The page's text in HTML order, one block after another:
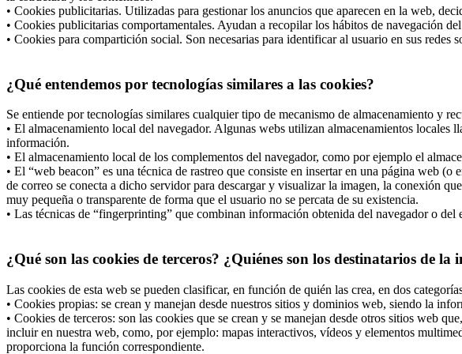
• Cookies publicitarias. Utilizadas para gestionar los anuncios que aparecen en la web,
• Cookies publicitarias comportamentales. Ayudan a recopilar los hábitos de navegación
• Cookies para compartición social. Son necesarias para identificar al usuario en sus redes
¿Qué entendemos por tecnologías similares a las cookies?
Se entiende por tecnologías similares cualquier tipo de mecanismo de almacenamiento y
• El almacenamiento local del navegador. Algunas webs utilizan almacenamientos locales
información.
• El almacenamiento local de los complementos del navegador, como por ejemplo el
• El “web beacon” es una técnica de rastreo que consiste en insertar en una página web
de correo se conecta a dicho servidor para descargar y visualizar la imagen, la conexión
muy pequeña o transparente de forma que el usuario no se percata de su existencia.
• Las técnicas de “fingerprinting” que combinan información obtenida del navegador o
¿Qué son las cookies de terceros? ¿Quiénes son los destinatarios de la
Las cookies de esta web se pueden clasificar, en función de quién las crea, en dos
• Cookies propias: se crean y manejan desde nuestros sitios y dominios web, siendo la
• Cookies de terceros: son las cookies que se crean y se manejan desde otros sitios web
incluir en nuestra web, como, por ejemplo: mapas interactivos, vídeos y elementos
proporciona la función correspondiente.